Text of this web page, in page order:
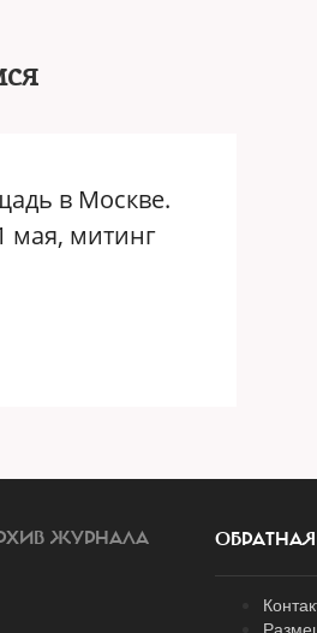
в Москве.
мая, митинг
ЖУРНАЛА ОБРАТНАЯ